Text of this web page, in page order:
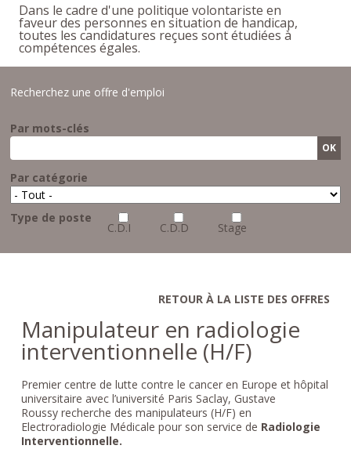
Dans le cadre d'une politique volontariste en
faveur des personnes en situation de handicap,
toutes les candidatures reçues sont étudiées à
compétences égales.
Recherchez une offre d'emploi
Par mots-clés
Par catégorie
Type de poste
C.D.I C.D.D Stage
RETOUR À LA LISTE DES OFFRES
Manipulateur en radiologie
interventionnelle (H/F)
Premier centre de lutte contre le cancer en Europe et hôpital
universitaire avec l’université Paris Saclay, Gustave
Roussy recherche des manipulateurs (H/F) en
Electroradiologie Médicale pour son service de Radiologie
Interventionnelle.